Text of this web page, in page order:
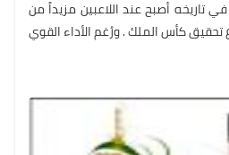
عبداللطيف جميل للمرة 14 في تاريخه أصبح عند اللاعبين مزيداً من
تحقيق كأس الملك . ورُغم الأداء القوي